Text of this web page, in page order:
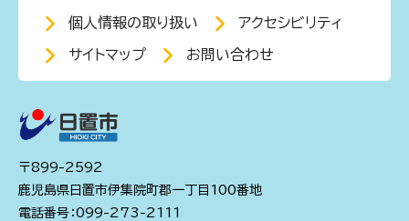
個人情報の取り扱い アクセシビリティ
サイトマップ お問い合わせ
〒899-2592
鹿児島県日置市伊集院町郡一丁目100番地
電話番号：099-273-2111